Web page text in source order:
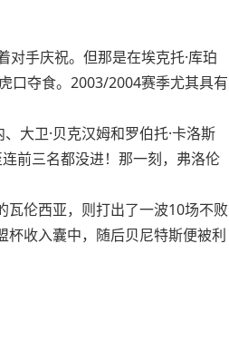
手庆祝。但那是在埃克托·库珀
口夺食。2003/2004赛季尤其具有
大卫·贝克汉姆和罗伯托·卡洛斯
前三名都没进！那一刻，弗洛伦
瓦伦西亚，则打出了一波10场不败
杯收入囊中，随后贝尼特斯便被利